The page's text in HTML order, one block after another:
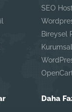
SEO
Bireysel
Daha